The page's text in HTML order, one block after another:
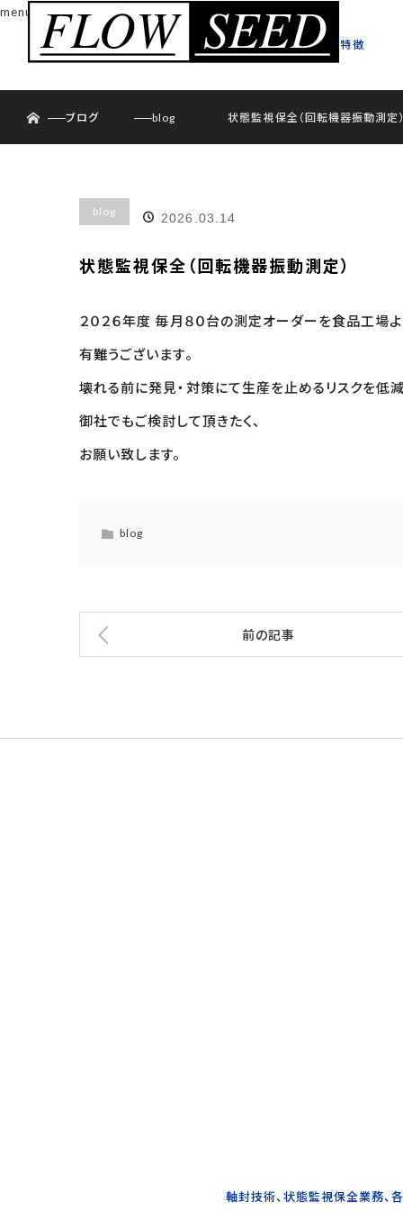
menu
状態監視保全の特徴
ブログ
blog 状態監視保全（回転機器振動測定
blog 2026.03.14
状態監視保全（回転機器振動測定）
２０２６年度 毎月８０台の測定オーダーを食品工場
有難うございます。
壊れる前に発見・対策にて生産を止めるリスクを低減
御社でもご検討して頂きたく、
お願い致します。
blog
前の記事
軸封技術、状態監視保全業務、